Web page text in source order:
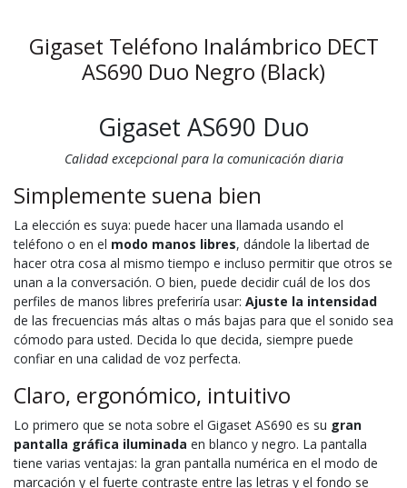
Gigaset Teléfono Inalámbrico DECT
AS690 Duo Negro (Black)
Gigaset AS690 Duo
Calidad excepcional para la comunicación diaria
Simplemente suena bien
La elección es suya: puede hacer una llamada usando el
teléfono o en el modo manos libres, dándole la libertad de
hacer otra cosa al mismo tiempo e incluso permitir que otros se
unan a la conversación. O bien, puede decidir cuál de los dos
perfiles de manos libres preferiría usar: Ajuste la intensidad
de las frecuencias más altas o más bajas para que el sonido sea
cómodo para usted. Decida lo que decida, siempre puede
confiar en una calidad de voz perfecta.
Claro, ergonómico, intuitivo
Lo primero que se nota sobre el Gigaset AS690 es su gran
pantalla gráfica iluminada en blanco y negro. La pantalla
tiene varias ventajas: la gran pantalla numérica en el modo de
marcación y el fuerte contraste entre las letras y el fondo se